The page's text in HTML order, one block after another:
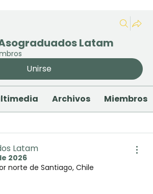
Latam
Unirse
Archivos Miembros
Latam
2026
norte de Santiago, Chile